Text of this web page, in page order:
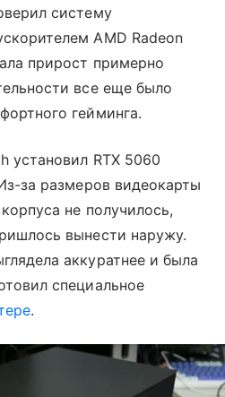
систему
AMD Radeon
прирост примерно
все еще было
гейминга.
установил RTX 5060
за размеров видеокарты
не получилось,
вынести наружу.
аккуратнее и была
специальное
.